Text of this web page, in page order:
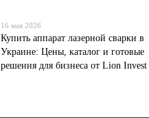
16 мая 2026
Купить аппарат лазерной сварки в
Украине: Цены, каталог и готовые
решения для бизнеса от Lion Invest